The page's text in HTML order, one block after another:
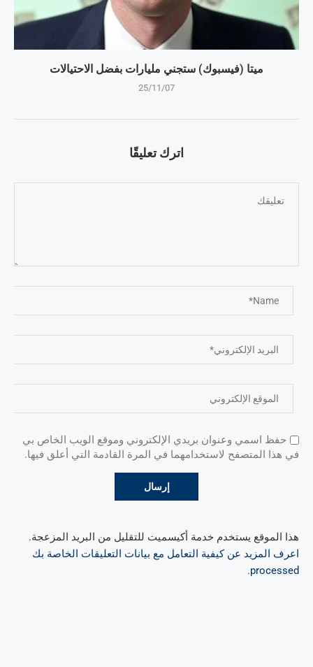
ميتا (فيسبوك) ستجني مليارات بفضل الاحتيالات
25/11/07
اترك تعليقًا
حفظ اسمي وعنوان بريدي الإلكتروني وموقع الويب الخاص بي
في هذا المتصفح لاستخدامهما في المرة القادمة التي أعلق فيها.
هذا الموقع يستخدم خدمة أكيسميت للتقليل من البريد المزعجة.
اعرف المزيد عن كيفية التعامل مع بيانات التعليقات الخاصة بك
processed
.